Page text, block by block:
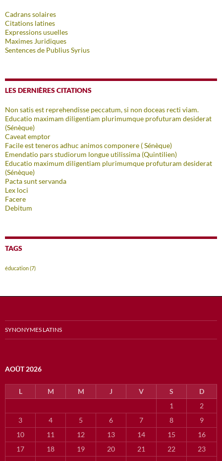
Cadrans solaires
Citations latines
Expressions usuelles
Maximes Juridiques
Sentences de Publius Syrius
LES DERNIÈRES CITATIONS
Non satis est reprehendisse peccatum, si non doceas recti viam.
Educatio maximam diligentiam plurimumque profuturam desiderat
(Sénèque)
Caveat emptor
Facile est teneros adhuc animos componere ( Sénèque)
Emendatio pars studiorum longue utilissima (Quintilien)
Educatio maximum diligentiam plurimumque profuturam desiderat
(Sénèque)
Pacta sunt servanda
Lex loci
Facere
Debitum
TAGS
éducation(7)
SYNONYMES LATINS
AOÛT 2026
L M M J V S
D
1
2
3
4 5 6 7 8
9
10
11 12 13 14 15
16
17
18 19 20 21 22
23